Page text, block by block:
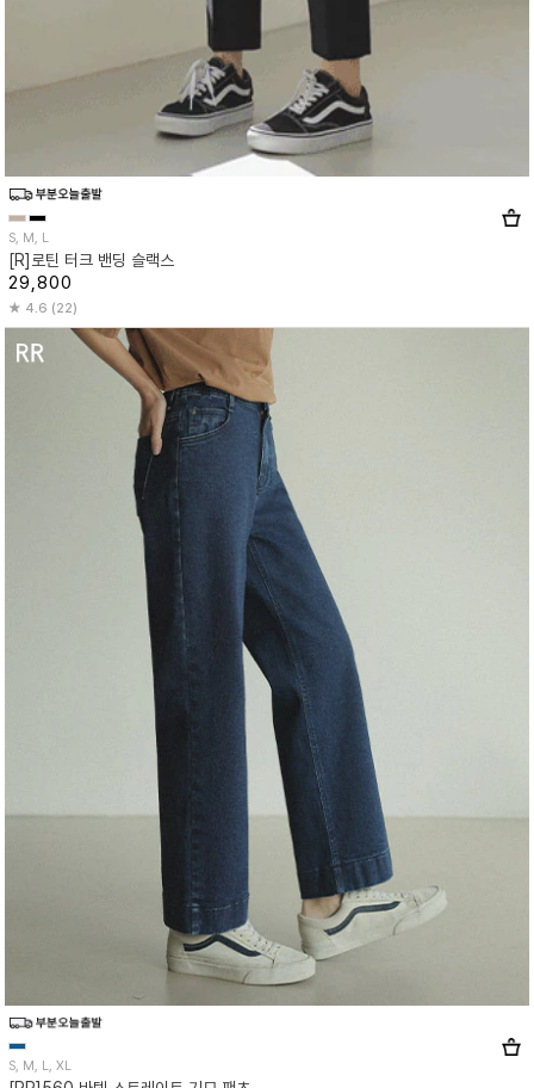
S, M, L
[R]로틴 터크 밴딩 슬랙스
29,800
4.6 (22)
S, M, L, XL